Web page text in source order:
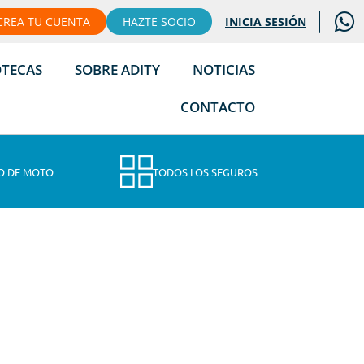
TU CUENTA HAZTE SOCIO INICIA SESIÓN
SOBRE ADITY
NOTICIAS
CONTACTO
DE MOTO TODOS LOS SEGUROS